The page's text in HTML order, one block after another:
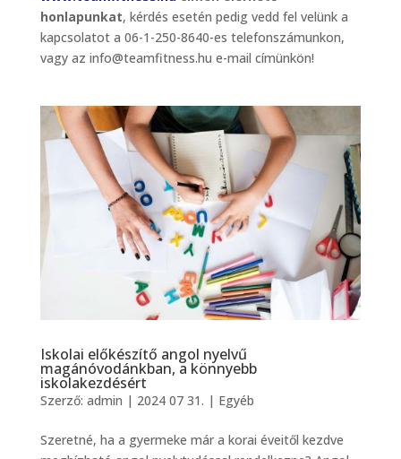
honlapunkat, kérdés esetén pedig vedd fel velünk a
kapcsolatot a 06-1-250-8640-es telefonszámunkon,
vagy az info@teamfitness.hu e-mail címünkön!
Iskolai előkészítő angol nyelvű
magánóvodánkban, a könnyebb
iskolakezdésért
Szerző: admin | 2024 07 31. | Egyéb
Szeretné, ha a gyermeke már a korai éveitől kezdve